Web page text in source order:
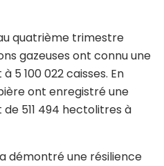
quatrième trimestre
gazeuses ont connu une
5 100 022 caisses. En
ont enregistré une
de 511 494 hectolitres à
démontré une résilience